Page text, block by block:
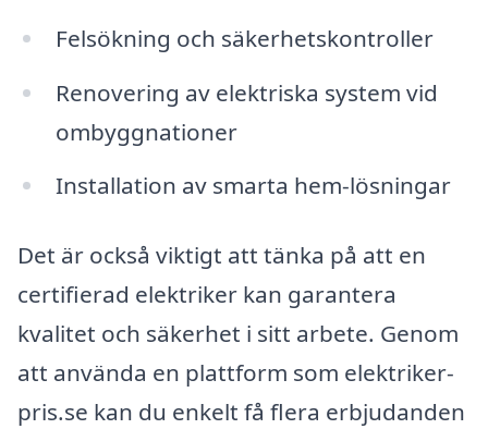
Felsökning och säkerhetskontroller
Renovering av elektriska system vid
ombyggnationer
Installation av smarta hem-lösningar
Det är också viktigt att tänka på att en
certifierad elektriker kan garantera
kvalitet och säkerhet i sitt arbete. Genom
att använda en plattform som elektriker-
pris.se kan du enkelt få flera erbjudanden